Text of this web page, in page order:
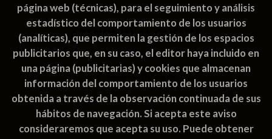
ATENCIÓN AL CLIENTE
Quiénes somos
Pedidos especiales
página web (técnicas), para el seguimiento y análisis
estadístico del comportamiento de los usuarios
(analíticas), que permiten la gestión de los espacios
publicitarios que, en su caso, el editor haya incluido en
una página (publicitarias) y cookies que almacenan
información del comportamiento de los usuarios
obtenida a través de la observación continuada de sus
hábitos de navegación. Si acepta este aviso
consideraremos que acepta su uso. Puede obtener